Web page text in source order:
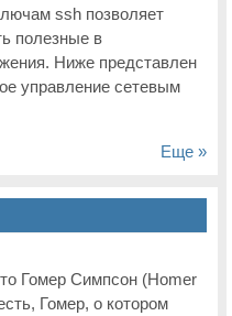
ssh позволяет
полезные в
Ниже представлен
управление сетевым
Еще »
Гомер Симпсон (Homer
Гомер, о котором